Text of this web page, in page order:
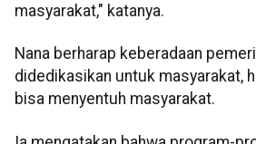
masyarakat," katanya.
Nana berharap keberadaan
didedikasikan untuk masyarakat,
bisa menyentuh masyarakat.